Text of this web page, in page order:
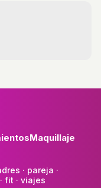
Maquillaje
· pareja ·
fit · viajes